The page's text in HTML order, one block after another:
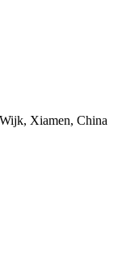
Xiamen, China